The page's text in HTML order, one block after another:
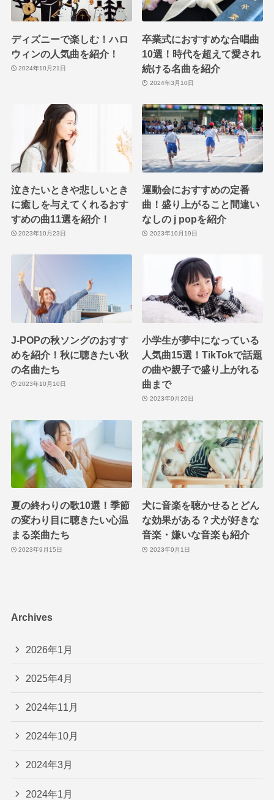
ディズニーで楽しむ！ハロ
ウィンの人気曲を紹介！
2024年10月21日
卒業式におすすめな合唱曲
10選！時代を超えて愛され
続ける名曲を紹介
2024年3月10日
泣きたいときや悲しいとき
に癒しを与えてくれるおす
すめの曲11選を紹介！
2023年10月23日
運動会におすすめの定番
曲！盛り上がること間違い
なしの j popを紹介
2023年10月19日
J-POPの秋ソングのおすす
めを紹介！秋に聴きたい秋
の名曲たち
2023年10月10日
小学生が夢中になっている
人気曲15選！TikTokで話題
の曲や親子で盛り上がれる
曲まで
2023年9月20日
夏の終わりの歌10選！季節
の変わり目に聴きたい心温
まる楽曲たち
2023年9月15日
犬に音楽を聴かせるとどん
な効果がある？犬が好きな
音楽・嫌いな音楽も紹介
2023年9月1日
Archives
2026年1月
2025年4月
2024年11月
2024年10月
2024年3月
2024年1月